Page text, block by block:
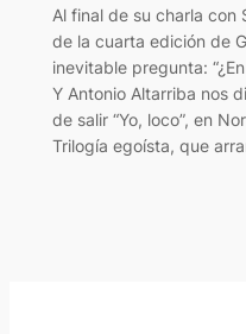
Al final de su charla con
de la cuarta edición de
inevitable pregunta:
Y Antonio Altarriba nos
de salir “Yo, loco”, en
Trilogía egoísta, que